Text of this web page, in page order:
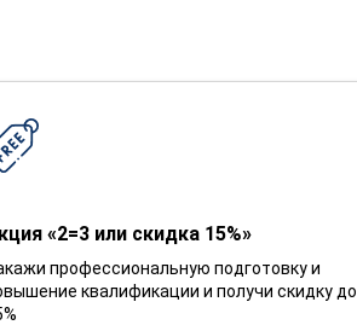
«2=3 или скидка 15%»
профессиональную подготовку и
квалификации и получи скидку до